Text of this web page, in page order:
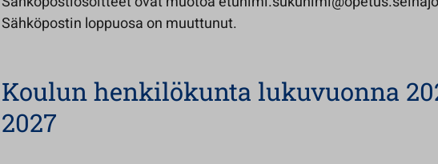
Sähköpostin loppuosa on muuttunut.
Koulun henkilökunta lukuvuonna
2027